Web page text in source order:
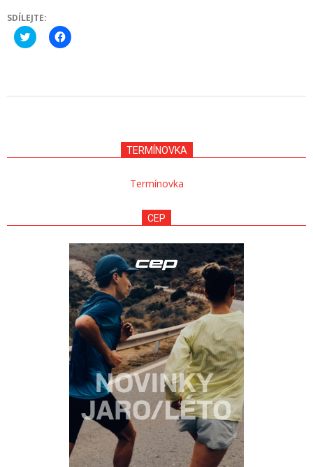
SDÍLEJTE:
Click
to
new
Click
to
new
TERMÍNOVKA
Termínovka
CEP